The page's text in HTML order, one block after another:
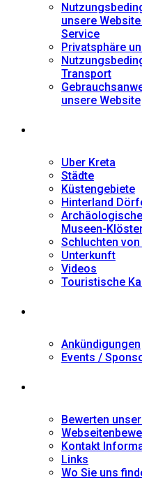
unsere
Service
Privatsphäre
Transport
unsere Website
Uber Kreta
Städte
Küstengebiete
Hinterland
Museen-
Schluchten
Unterkunft
Videos
Touristische
Ankündigungen
Events /
Bewerten
Kontakt
Links
Wo Sie uns